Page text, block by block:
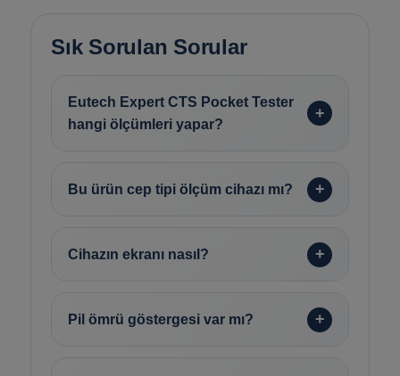
Sık Sorulan Sorular
Eutech Expert CTS Pocket Tester
hangi ölçümleri yapar?
Bu ürün cep tipi ölçüm cihazı mı?
Cihazın ekranı nasıl?
Pil ömrü göstergesi var mı?